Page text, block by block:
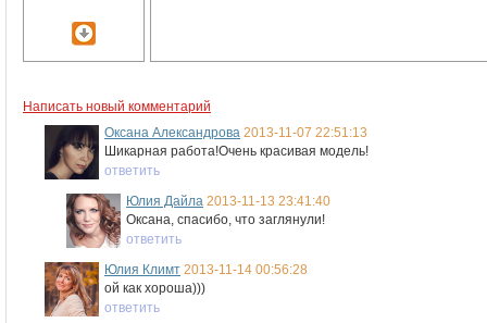
Написать новый комментарий
Оксана Александрова 2013-11-07 22:51:13
Шикарная работа!Очень красивая модель!
ответить
Юлия Дайла 2013-11-13 23:41:40
Оксана, спасибо, что заглянули!
ответить
Юлия Климт 2013-11-14 00:56:28
ой как хороша)))
ответить